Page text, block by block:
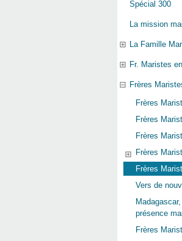
Spécial 300
La mission
La Famille
Fr. Maristes
Frères
Frères
Frères
Frères
Frères
Frères
Vers de
présence
Frères